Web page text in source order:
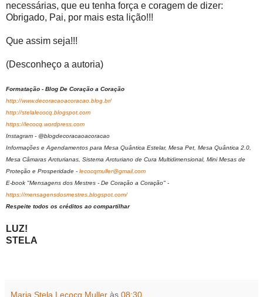
necessárias, que eu tenha força e coragem de dizer:
Obrigado, Pai, por mais esta lição!!!
Que assim seja!!!
(Desconheço a autoria)
Formatação - Blog De Coração a Coração
http://www.decoracaoacoracao.blog.br/
http://stelalecocq.blogspot.com
https://lecocq.wordpress.com
Instagram - @blogdecoracaoacoracao
Informações e Agendamentos para Mesa Quântica Estelar, Mesa Pet, Mesa Quântica 2.0,
Mesa Câmaras Arcturianas, Sistema Arcturiano de Cura Multidimensional, Mini Mesas de
Proteção e Prosperidade - lecocqmuller@gmail.com
E-book "Mensagens dos Mestres - De Coração a Coração" -
https://mensagensdosmestres.blogspot.com/
Respeite todos os créditos ao compartilhar
LUZ!
STELA
Maria Stela Lecocq Muller às 08:30